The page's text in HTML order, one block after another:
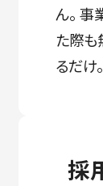
ん。
た際も
るだけ。
採